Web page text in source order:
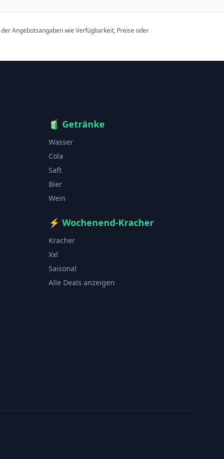
Angebotsangaben wie Verfügbarkeit, Preise oder
🧃 Getränke
Wasser
Cola
Saft
Bier
Wein
⚡ Wochenend-Kracher
Kracher
Xxl
Saisonal
Alle Deals anzeigen